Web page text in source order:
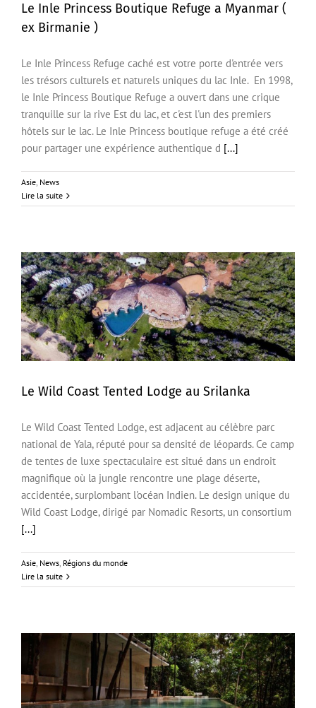
Le Inle Princess Boutique Refuge a Myanmar (
ex Birmanie )
Le Inle Princess Refuge caché est votre porte d'entrée vers
les trésors culturels et naturels uniques du lac Inle. En 1998,
le Inle Princess Boutique Refuge a ouvert dans une crique
tranquille sur la rive Est du lac, et c'est l'un des premiers
hôtels sur le lac. Le Inle Princess boutique refuge a été créé
pour partager une expérience authentique d [...]
Asie, News
Lire la suite
Le Wild Coast Tented Lodge au Srilanka
Le Wild Coast Tented Lodge au Srilanka
Le Wild Coast Tented Lodge, est adjacent au célèbre parc
national de Yala, réputé pour sa densité de léopards. Ce camp
de tentes de luxe spectaculaire est situé dans un endroit
magnifique où la jungle rencontre une plage déserte,
accidentée, surplombant l'océan Indien. Le design unique du
Wild Coast Lodge, dirigé par Nomadic Resorts, un consortium
[...]
Asie, News, Régions du monde
Lire la suite